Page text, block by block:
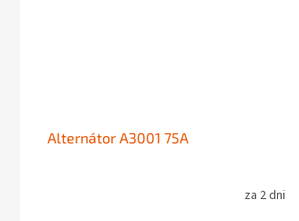
Alternátor A3001 75A
za 2 dni